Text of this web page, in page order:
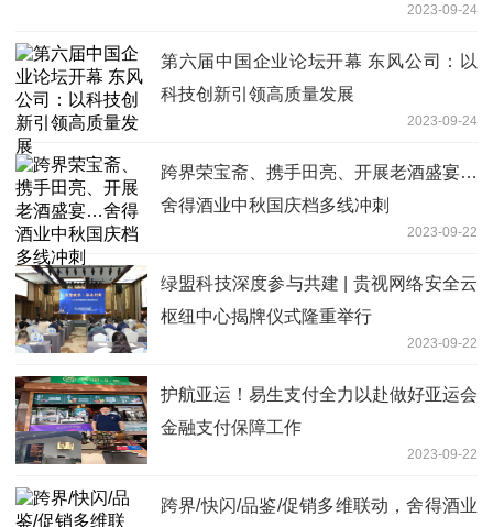
2023-09-24
第六届中国企业论坛开幕 东风公司：以
科技创新引领高质量发展
2023-09-24
跨界荣宝斋、携手田亮、开展老酒盛宴…
舍得酒业中秋国庆档多线冲刺
2023-09-22
绿盟科技深度参与共建 | 贵视网络安全云
枢纽中心揭牌仪式隆重举行
2023-09-22
护航亚运！易生支付全力以赴做好亚运会
金融支付保障工作
2023-09-22
跨界/快闪/品鉴/促销多维联动，舍得酒业